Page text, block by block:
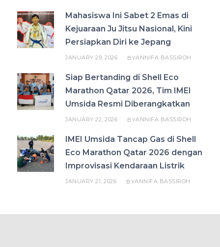
Mahasiswa Ini Sabet 2 Emas di
Kejuaraan Ju Jitsu Nasional, Kini
Persiapkan Diri ke Jepang
JANUARY 29, 2026 BYANNIFA BASSIROH
Siap Bertanding di Shell Eco
Marathon Qatar 2026, Tim IMEI
Umsida Resmi Diberangkatkan
JANUARY 22, 2026 BYANNIFA BASSIROH
IMEI Umsida Tancap Gas di Shell
Eco Marathon Qatar 2026 dengan
Improvisasi Kendaraan Listrik
JANUARY 21, 2026 BYANNIFA BASSIROH